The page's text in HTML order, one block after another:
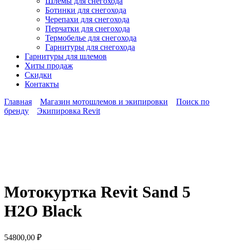
Ботинки для снегохода
Черепахи для снегохода
Перчатки для снегохода
Термобелье для снегохода
Гарнитуры для снегохода
Гарнитуры для шлемов
Хиты продаж
Скидки
Контакты
Главная
Магазин мотошлемов и экипировки
Поиск по
бренду
Экипировка Revit
Мотокуртка Revit Sand 5
H2O Black
54800,00 ₽